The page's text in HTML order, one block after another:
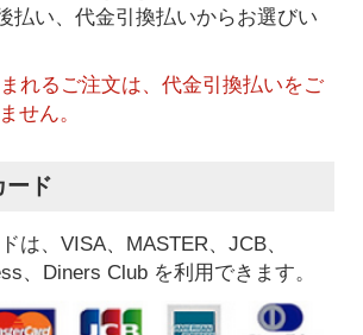
払い、代金引換払いからお選びい
れるご注文は、代金引換払いをご
せん。
ード
は、VISA、MASTER、JCB、
、Diners Club を利用できます。